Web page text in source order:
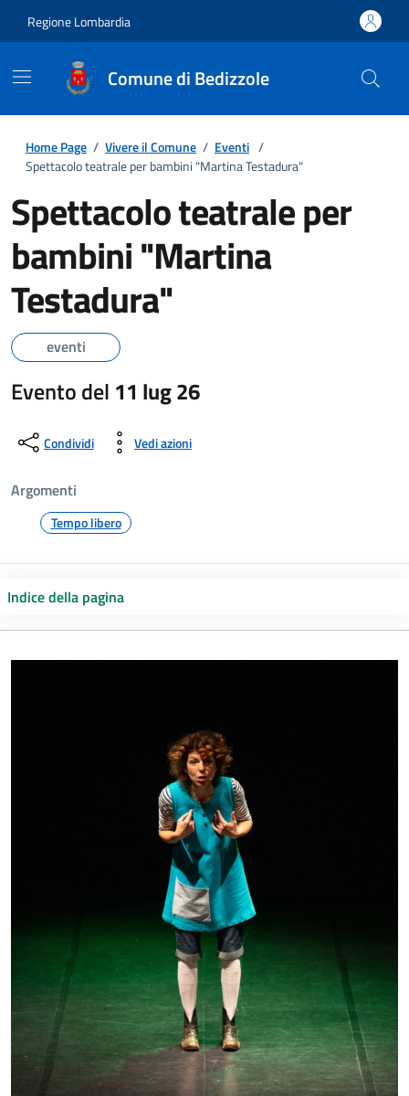
Regione Lombardia
Comune di Bedizzole
Home Page / Vivere il Comune / Eventi /
Spettacolo teatrale per bambini "Martina Testadura"
Spettacolo teatrale per
bambini "Martina
Testadura"
eventi
Evento del 11 lug 26
Condividi Vedi azioni
Argomenti
Tempo libero
Indice della pagina